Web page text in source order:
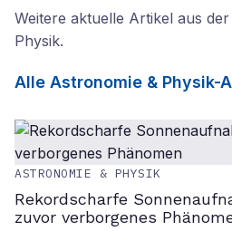
Weitere aktuelle Artikel aus
Physik.
Alle Astronomie & Physik-
ASTRONOMIE & PHYSIK
Rekordscharfe
zuvor verborgenes